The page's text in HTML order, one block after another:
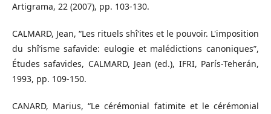
Artigrama, 22 (2007), pp. 103-130.
CALMARD, Jean, “Les rituels shî’ites et le pouvoir. L'imposition
du shî’isme safavide: eulogie et malédictions canoniques”,
Études safavides, CALMARD, Jean (ed.), IFRI, París-Teherán,
1993, pp. 109-150.
CANARD, Marius, “Le cérémonial fatimite et le cérémonial